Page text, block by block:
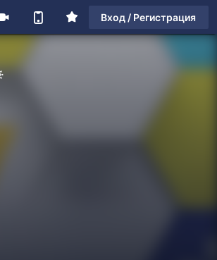
Вход / Регистрация